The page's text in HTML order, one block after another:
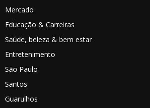
Mercado
Educação & Carreiras
Saúde, beleza & bem estar
Entretenimento
São Paulo
Santos
Guarulhos